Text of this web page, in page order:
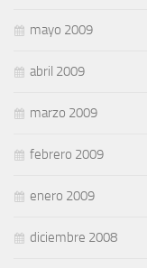
mayo 2009
abril 2009
marzo 2009
febrero 2009
enero 2009
diciembre 2008